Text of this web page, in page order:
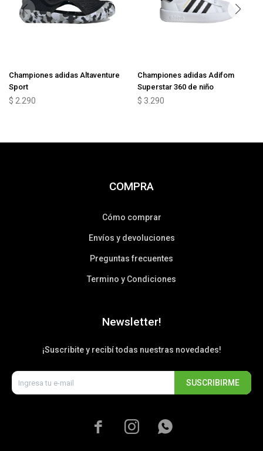
Championes adidas Altaventure
Sport
$ 2.290
Championes adidas Adifom
Superstar 360 de niño
$ 3.290
COMPRA
Cómo comprar
Envíos y devoluciones
Preguntas frecuentes
Termino y Condiciones
Newsletter!
¡Suscribite y recibí todas nuestras novedades!
SUSCRIBIRME
  